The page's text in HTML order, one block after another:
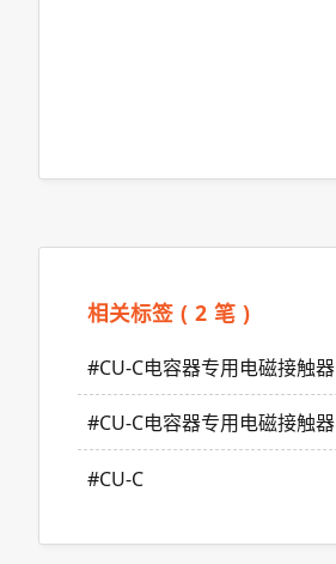
相关标签 ( 2 笔 )
#CU-C电容器专用电磁接触器
#CU-C电容器专用电磁接触器
#CU-C